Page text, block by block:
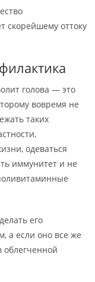
скорейшему оттоку
голова — это
вовремя не
таких
одеваться
иммунитет и не
его
а если оно все же
облегченной